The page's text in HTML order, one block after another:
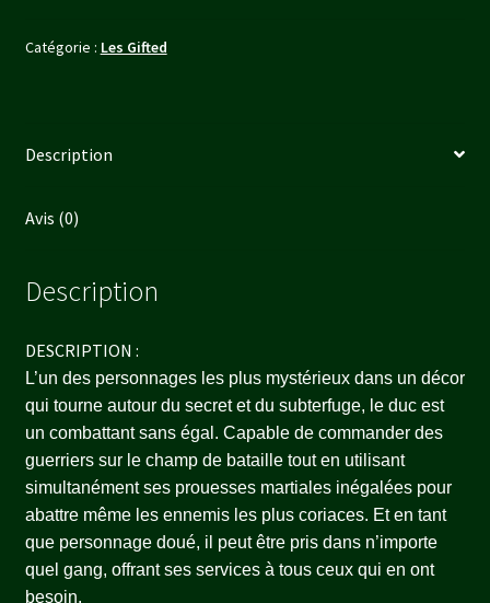
Catégorie : Les Gifted
Description
Avis (0)
Description
DESCRIPTION :
L’un des personnages les plus mystérieux dans un décor
qui tourne autour du secret et du subterfuge, le duc est
un combattant sans égal. Capable de commander des
guerriers sur le champ de bataille tout en utilisant
simultanément ses prouesses martiales inégalées pour
abattre même les ennemis les plus coriaces. Et en tant
que personnage doué, il peut être pris dans n’importe
quel gang, offrant ses services à tous ceux qui en ont
besoin.